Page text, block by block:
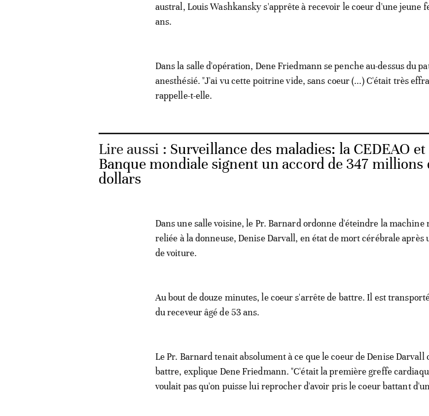
austral, Louis Washkansky s'apprête à recevoir le coeur d'une jeune
ans.
Dans la salle d'opération, Dene Friedmann se penche au-dessus du
anesthésié. "J'ai vu cette poitrine vide, sans coeur (...) C'était très
rappelle-t-elle.
Lire aussi : Surveillance des maladies: la CEDEAO et
Banque mondiale signent un accord de 347 millions
dollars
Dans une salle voisine, le Pr. Barnard ordonne d'éteindre la
reliée à la donneuse, Denise Darvall, en état de mort cérébrale après
de voiture.
Au bout de douze minutes, le coeur s'arrête de battre. Il est
du receveur âgé de 53 ans.
Le Pr. Barnard tenait absolument à ce que le coeur de Denise Darvall
battre, explique Dene Friedmann. "C'était la première greffe
voulait pas qu'on puisse lui reprocher d'avoir pris le coeur battant